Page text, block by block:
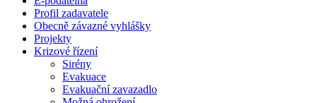
Profil zadavatele
Obecně závazné vyhlášky
Projekty
Krizové řízení
Sirény
Evakuace
Evakuační zavazadlo